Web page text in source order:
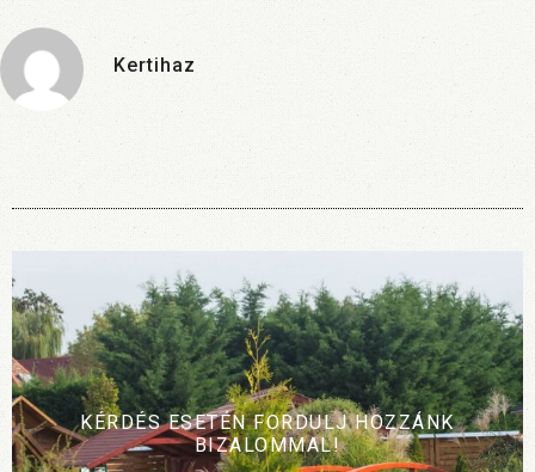
Kertihaz
KÉRDÉS ESETÉN FORDULJ HOZZÁNK
BIZALOMMAL!